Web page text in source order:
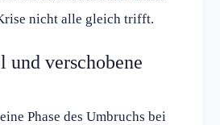
nicht alle gleich trifft.
und verschobene
Phase des Umbruchs bei